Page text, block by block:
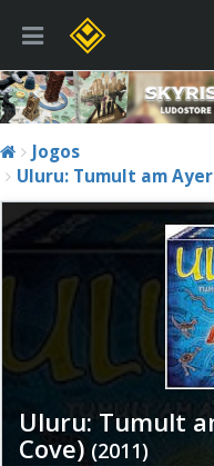
Jogos
Uluru: Tumult am
Uluru: Tumult
Cove) (2011)